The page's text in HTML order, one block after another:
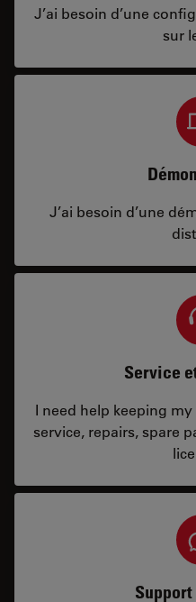
J’ai besoin d’une
sur
J’ai besoin d’une
Service
I need help keeping
service, repairs, spare